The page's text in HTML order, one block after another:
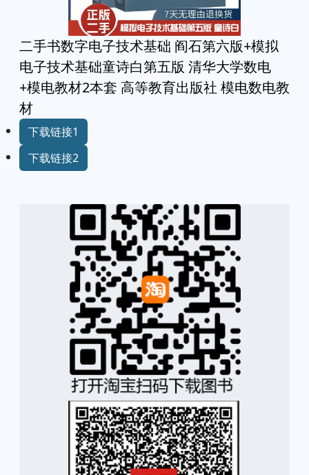
二手书数字电子技术基础 阎石第六版+模拟
电子技术基础童诗白第五版 清华大学数电
+模电教材2本套 高等教育出版社 模电数电教
材
下载链接1
下载链接2